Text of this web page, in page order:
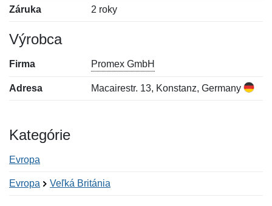
Záruka 2 roky
Výrobca
Firma Promex GmbH
Adresa Macairestr. 13, Konstanz, Germany
Kategórie
Evropa
Evropa Veľká Británia